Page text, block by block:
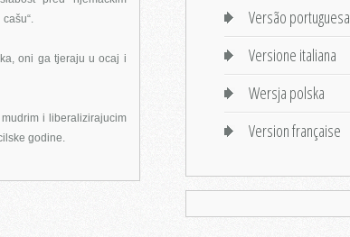
oni ga tjeraju u ocaj i
i liberalizirajucim
godine.
Versão portuguesa
Versione italiana
Wersja polska
Version française